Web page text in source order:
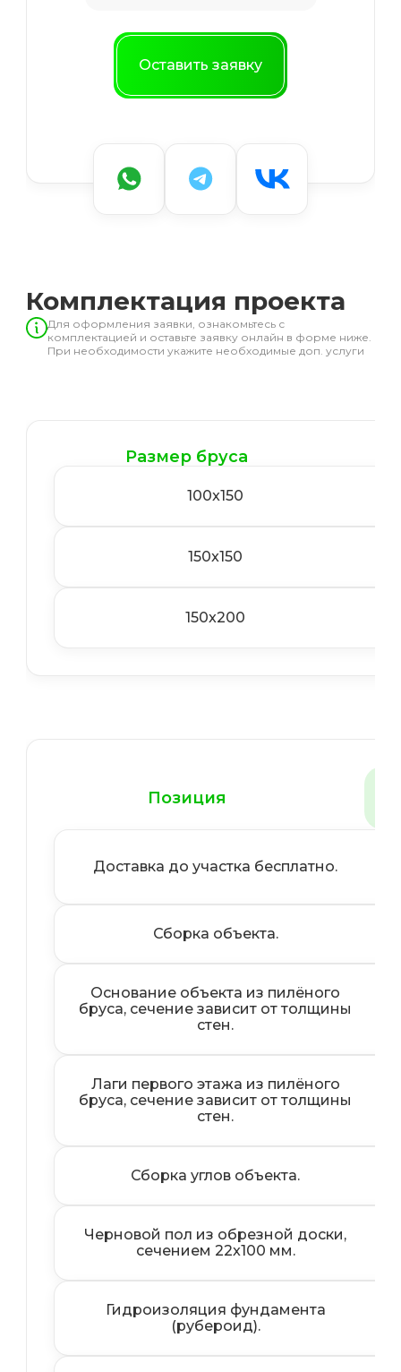
Оставить заявку
Комплектация проекта
Для оформления заявки, ознакомьтесь с
комплектацией и оставьте заявку онлайн в форме ниже.
При необходимости укажите необходимые доп. услуги
Размер бруса
100x150
150x150
150x200
Позиция
Доставка до участка бесплатно.
Сборка объекта.
Основание объекта из пилёного
бруса, сечение зависит от толщины
стен.
Лаги первого этажа из пилёного
бруса, сечение зависит от толщины
стен.
Сборка углов объекта.
Черновой пол из обрезной доски,
сечением 22x100 мм.
Гидроизоляция фундамента
(рубероид).